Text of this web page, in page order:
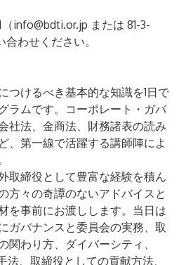
info@bdti.or.jp または 81-3-
わせください。
つけるべき基本的な知識を1日で
ラムです。コーポレート・ガバ
社法、金商法、財務諸表の読み
、第一線で活躍する講師陣によ
取締役として豊富な経験を積ん
方々の奇譚のないアドバイスと
を事前にお渡しします。当日は
ガバナンスと委員会の実務、取
関わり方、ダイバーシティ、
法、取締役としての貢献方法、